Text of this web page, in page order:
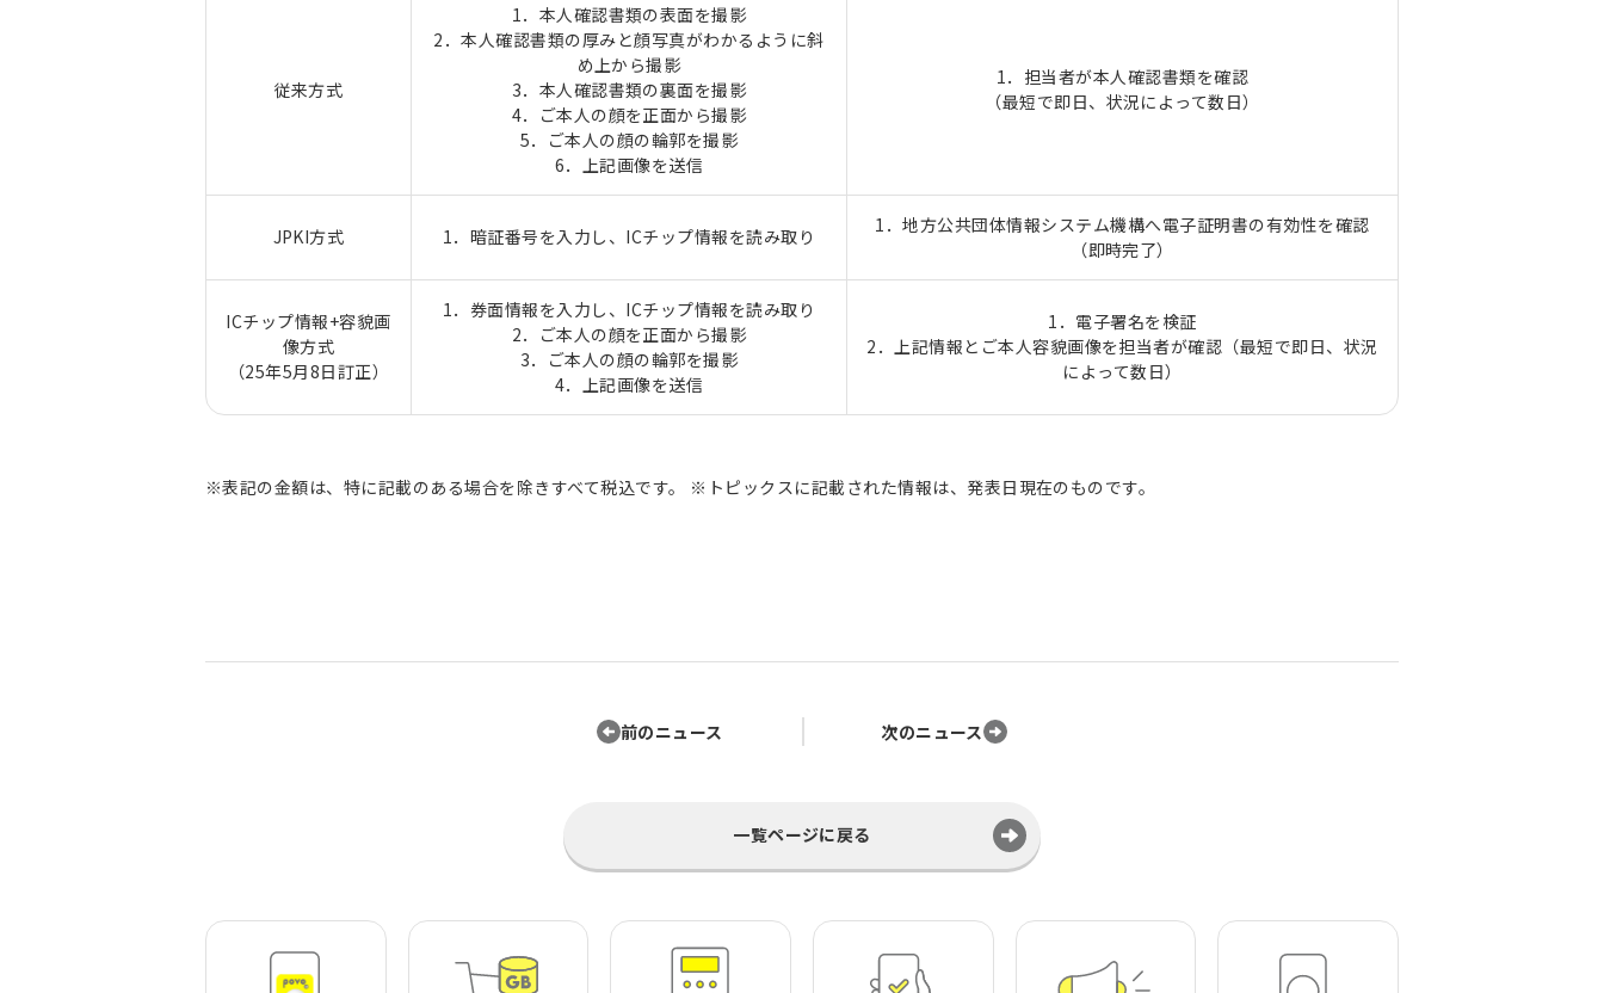
従来方式
1．本人確認書類の表面を撮影
2．本人確認書類の厚みと顔写真がわかるように斜
め上から撮影
3．本人確認書類の裏面を撮影
4．ご本人の顔を正面から撮影
5．ご本人の顔の輪郭を撮影
6．上記画像を送信
1．担当者が本人確認書類を確認
（最短で即日、状況によって数日）
JPKI方式 1．暗証番号を入力し、ICチップ情報を読み取り
1．地方公共団体情報システム機構へ電子証明書の有効性を確認
（即時完了）
ICチップ情報+容貌画
像方式
（25年5月8日訂正）
1．券面情報を入力し、ICチップ情報を読み取り
2．ご本人の顔を正面から撮影
3．ご本人の顔の輪郭を撮影
4．上記画像を送信
1．電子署名を検証
2．上記情報とご本人容貌画像を担当者が確認（最短で即日、状況
によって数日）
※表記の金額は、特に記載のある場合を除きすべて税込です。 ※トピックスに記載された情報は、発表日現在のものです。
前のニュース 次のニュース
一覧ページに戻る